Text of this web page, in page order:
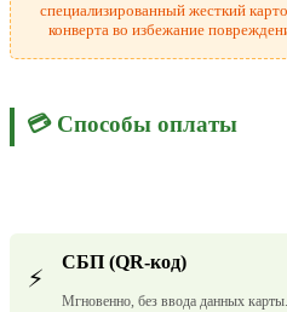
специализированный жесткий
конверта во избежание
💳 Способы оплаты
⚡
СБП (QR-код)
Мгновенно, без ввода данных карты.